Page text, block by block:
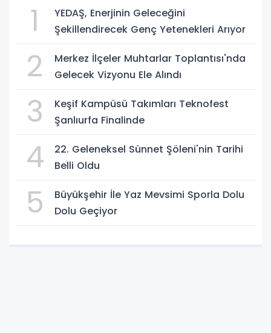
1
YEDAŞ, Enerjinin Geleceğini
Şekillendirecek Genç Yetenekleri Arıyor
2
Merkez İlçeler Muhtarlar Toplantısı'nda
Gelecek Vizyonu Ele Alındı
3
Keşif Kampüsü Takımları Teknofest
Şanlıurfa Finalinde
4
22. Geleneksel Sünnet Şöleni'nin Tarihi
Belli Oldu
5
Büyükşehir İle Yaz Mevsimi Sporla Dolu
Dolu Geçiyor